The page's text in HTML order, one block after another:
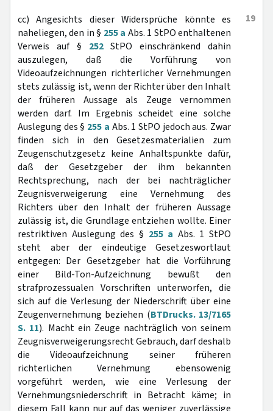
19
cc) Angesichts dieser Widersprüche könnte es
naheliegen, den in § 255 a Abs. 1 StPO enthaltenen
Verweis auf § 252StPO einschränkend dahin
auszulegen, daß die Vorführung von
Videoaufzeichnungen richterlicher Vernehmungen
stets zulässig ist, wenn der Richter über den Inhalt
der früheren Aussage als Zeuge vernommen
werden darf. Im Ergebnis scheidet eine solche
Auslegung des § 255 a Abs. 1 StPO jedoch aus. Zwar
finden sich in den Gesetzesmaterialien zum
Zeugenschutzgesetz keine Anhaltspunkte dafür,
daß der Gesetzgeber der ihm bekannten
Rechtsprechung, nach der bei nachträglicher
Zeugnisverweigerung eine Vernehmung des
Richters über den Inhalt der früheren Aussage
zulässig ist, die Grundlage entziehen wollte. Einer
restriktiven Auslegung des § 255 a Abs. 1 StPO
steht aber der eindeutige Gesetzeswortlaut
entgegen: Der Gesetzgeber hat die Vorführung
einer Bild-Ton-Aufzeichnung bewußt den
strafprozessualen Vorschriften unterworfen, die
sich auf die Verlesung der Niederschrift über eine
Zeugenvernehmung beziehen (BTDrucks. 13/7165
S. 11). Macht ein Zeuge nachträglich von seinem
Zeugnisverweigerungsrecht Gebrauch, darf deshalb
die Videoaufzeichnung seiner früheren
richterlichen Vernehmung ebensowenig
vorgeführt werden, wie eine Verlesung der
Vernehmungsniederschrift in Betracht käme; in